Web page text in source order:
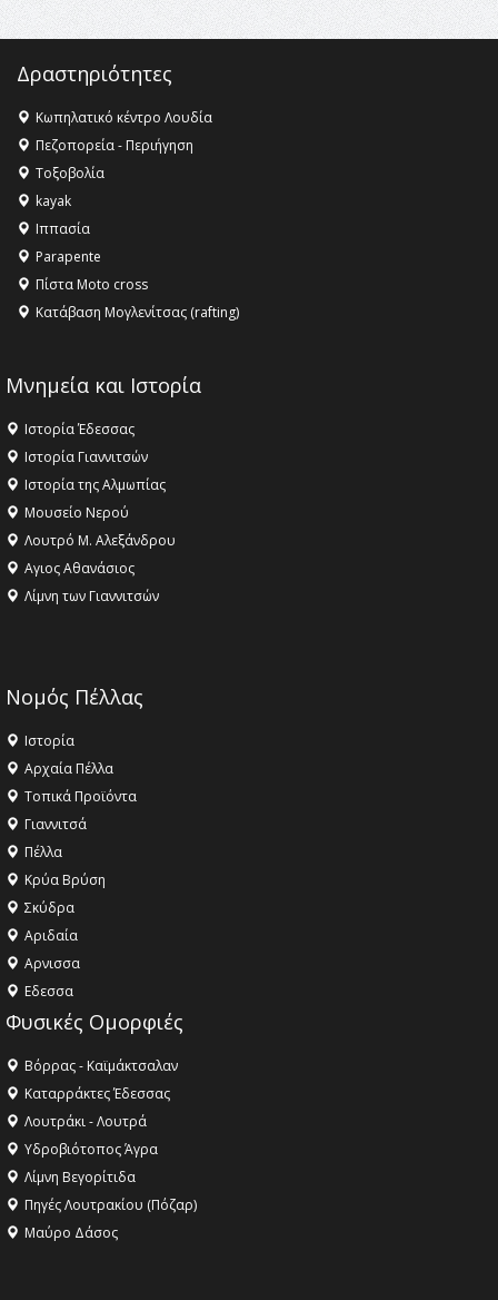
16:18 -
ΕΝΟΡΙΑΚΕΣ ΚΑΛΟΚΑΙΡΙΝΕΣ ΔΡΑΣΕΙΣ ΓΙΑ ΠΑΙΔΙΑ
ΣΤΗΝ ΕΔΕΣΣΑ
Δραστηριότητες
Κωπηλατικό κέντρο Λουδία
Πεζοπορεία - Περιήγηση
Τοξοβολία
kayak
Ιππασία
Parapente
Πίστα Moto cross
Κατάβαση Μογλενίτσας (rafting)
Μνημεία και Ιστορία
Ιστορία Έδεσσας
Ιστορία Γιαννιτσών
Ιστορία της Αλμωπίας
Μουσείο Νερού
Λουτρό Μ. Αλεξάνδρου
Αγιος Αθανάσιος
Λίμνη των Γιαννιτσών
Νομός Πέλλας
Ιστορία
Αρχαία Πέλλα
Τοπικά Προϊόντα
Γιαννιτσά
Πέλλα
Κρύα Βρύση
Σκύδρα
Αριδαία
Aρνισσα
Eδεσσα
Φυσικές Ομορφιές
Βόρρας - Καϊμάκτσαλαν
Καταρράκτες Έδεσσας
Λουτράκι - Λουτρά
Υδροβιότοπος Άγρα
Λίμνη Βεγορίτιδα
Πηγές Λουτρακίου (Πόζαρ)
Μαύρο Δάσος